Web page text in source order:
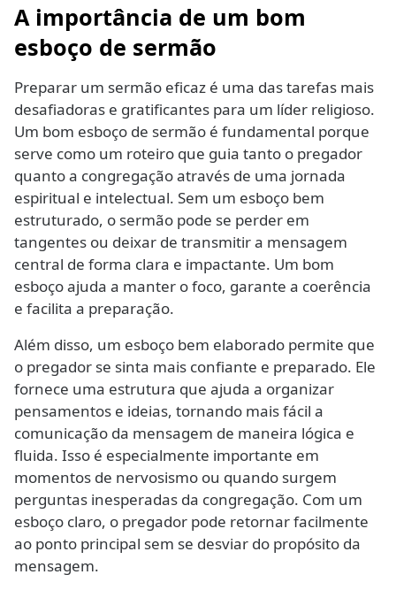
A importância de um bom
esboço de sermão
Preparar um sermão eficaz é uma das tarefas mais
desafiadoras e gratificantes para um líder religioso.
Um bom esboço de sermão é fundamental porque
serve como um roteiro que guia tanto o pregador
quanto a congregação através de uma jornada
espiritual e intelectual. Sem um esboço bem
estruturado, o sermão pode se perder em
tangentes ou deixar de transmitir a mensagem
central de forma clara e impactante. Um bom
esboço ajuda a manter o foco, garante a coerência
e facilita a preparação.
Além disso, um esboço bem elaborado permite que
o pregador se sinta mais confiante e preparado. Ele
fornece uma estrutura que ajuda a organizar
pensamentos e ideias, tornando mais fácil a
comunicação da mensagem de maneira lógica e
fluida. Isso é especialmente importante em
momentos de nervosismo ou quando surgem
perguntas inesperadas da congregação. Com um
esboço claro, o pregador pode retornar facilmente
ao ponto principal sem se desviar do propósito da
mensagem.